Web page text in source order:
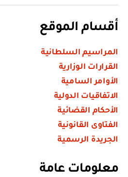
أقسام الموقع
المراسيم السلطانية
القرارات الوزارية
الأوامر السامية
الاتفاقيات الدولية
الأحكام القضائية
الفتاوى القانونية
الجريدة الرسمية
معلومات عامة